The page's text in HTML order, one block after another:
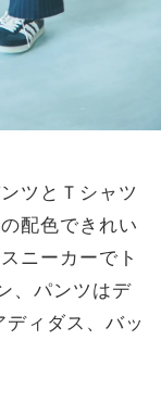
ツとＴシャツ
配色できれい
ニーカーでト
、パンツはデ
ィダス、バッ